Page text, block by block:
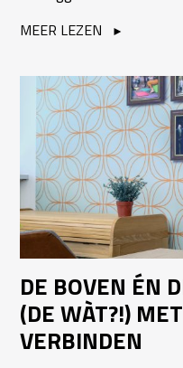
MEER LEZEN
DE BOVEN ÉN
(DE WÀT?!)
VERBINDEN